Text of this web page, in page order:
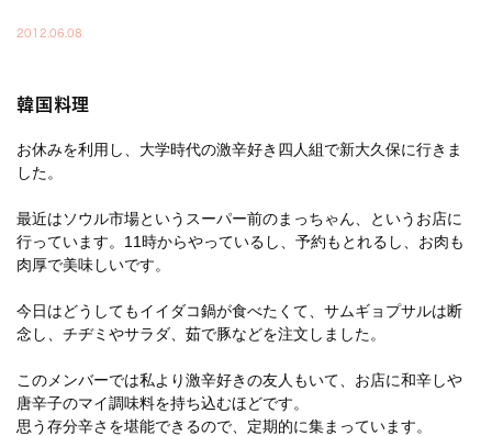
2012.06.08
韓国料理
お休みを利用し、大学時代の激辛好き四人組で新大久保に行きま
した。
最近はソウル市場というスーパー前のまっちゃん、というお店に
行っています。11時からやっているし、予約もとれるし、お肉も
肉厚で美味しいです。
今日はどうしてもイイダコ鍋が食べたくて、サムギョプサルは断
念し、チヂミやサラダ、茹で豚などを注文しました。
このメンバーでは私より激辛好きの友人もいて、お店に和辛しや
唐辛子のマイ調味料を持ち込むほどです。
思う存分辛さを堪能できるので、定期的に集まっています。